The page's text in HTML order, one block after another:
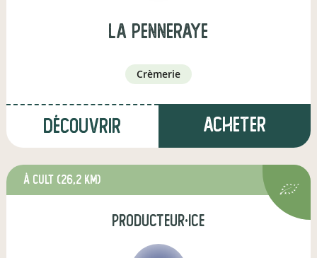
La Penneraye
crèmerie
Découvrir Acheter
à Cult (26,2 km)
producteur·ice